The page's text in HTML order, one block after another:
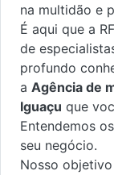
na multidão e
É aqui que a
de
profundo
a Agência de
Iguaçu que
Entendemos
seu negócio.
Nosso